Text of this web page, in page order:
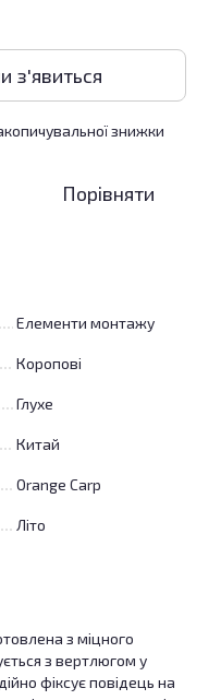
з'явиться
знижки
Порівняти
Елементи монтажу
Коропові
Глухе
Китай
Orange Carp
Літо
з міцного
з вертлюгом у
фіксує повідець на